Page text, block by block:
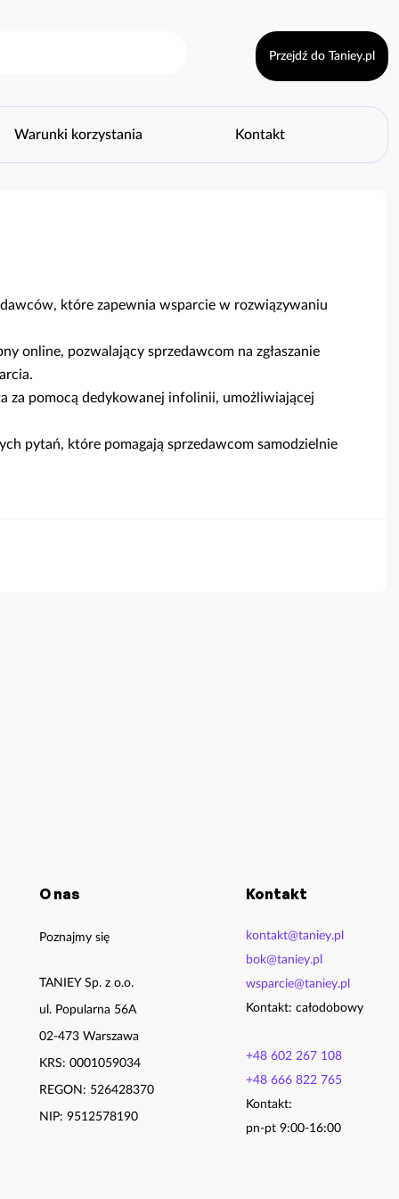
Przejdź do Taniey.pl
Warunki korzystania Kontakt
które zapewnia wsparcie w rozwiązywaniu
online, pozwalający sprzedawcom na zgłaszanie
za pomocą dedykowanej infolinii, umożliwiającej
pytań, które pomagają sprzedawcom samodzielnie
O nas
Poznajmy się
TANIEY Sp. z o.o.
ul. Popularna 56A
02-473 Warszawa
KRS: 0001059034
REGON: 526428370
NIP: 9512578190
Kontakt
kontakt@taniey.pl
bok@taniey.pl
wsparcie@taniey.pl
Kontakt: całodobowy
+48 602 267 108
+48 666 822 765
Kontakt:
pn-pt 9:00-16:00